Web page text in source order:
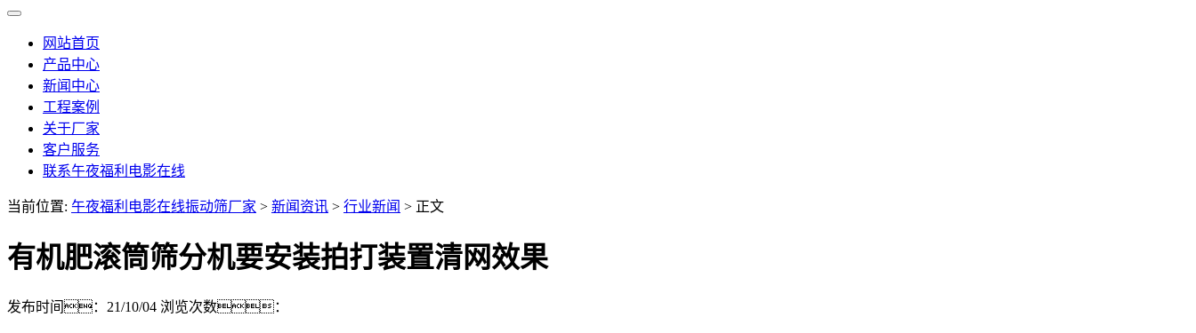
网站首页
产品中心
新闻中心
工程案例
关于厂家
客户服务
联系午夜福利电影在线
当前位置: 午夜福利电影在线振动筛厂家 > 新闻资讯 > 行业新闻 > 正文
有机肥滚筒筛分机要安装拍打装置清网效果
发布时间：21/10/04 浏览次数：